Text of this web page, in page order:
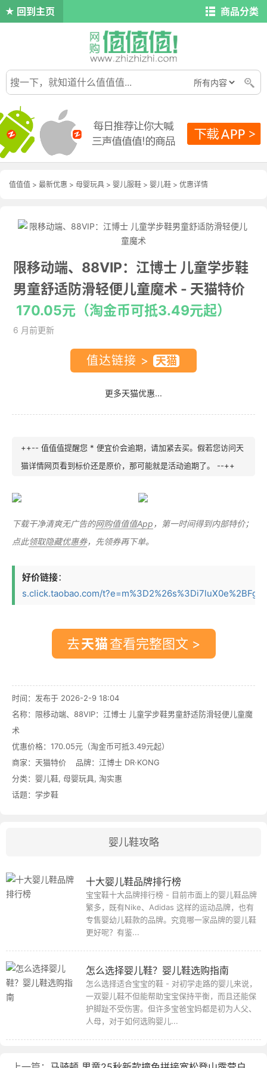
回到主页 商品分类
值值值 > 最新优惠 > 母婴玩具 > 婴儿服鞋 > 婴儿鞋 > 优惠详情
限移动端、88VIP：江博士 儿童学步鞋
男童舒适防滑轻便儿童魔术 - 天猫特价
170.05元（淘金币可抵3.49元起）
6 月前更新
值达链接 >
更多天猫优惠...
++-- 值值值提醒您 * 便宜价会逾期，请加紧去买。假若您访问天
猫详情网页看到标价还是原价，那可能就是活动逾期了。 --++
下载干净清爽无广告的网购值值值App ，第一时间得到内部特价；
点此领取隐藏优惠券，先领券再下单。
好价链接：
s.click.taobao.com/
去 查看完整图文 >
时间：发布于 2026-2-9 18:04
名称： 限移动端、88VIP：江博士 儿童学步鞋男童舒适防滑轻便儿童魔
术
优惠价格： 170.05元（淘金币可抵3.49元起）
商家： 天猫特价 品牌： 江博士 DR·KONG
分类： 婴儿鞋, 母婴玩具, 淘实惠
话题： 学步鞋
婴儿鞋攻略
十大婴儿鞋品牌排行榜
宝宝鞋十大品牌排行榜 - 目前市面上的婴儿鞋品牌
繁多，既有Nike、Adidas 这样的运动品牌，也有
专售婴幼儿鞋款的品牌。究竟哪一家品牌的婴儿鞋
更好呢？有鉴...
怎么选择婴儿鞋？婴儿鞋选购指南
怎么选择适合宝宝的鞋 - 对初学走路的婴儿来说，
一双婴儿鞋不但能帮助宝宝保持平衡，而且还能保
护脚趾不受伤害。但许多宝爸宝妈都是初为人父、
人母，对于如何选购婴儿...